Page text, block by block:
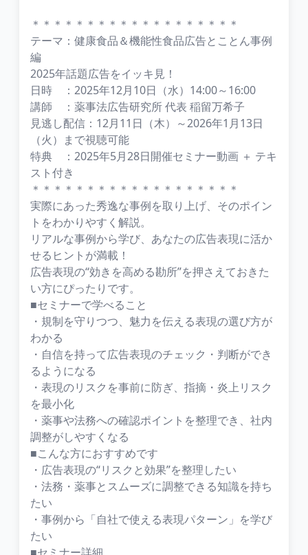
＊＊＊＊＊＊＊＊＊＊＊＊＊＊＊＊＊＊＊
テーマ：健康食品＆機能性食品広告とことん事例
編
2025年話題広告をイッキ見！
日時 ：2025年12月10日（水）14:00～16:00
講師 ：薬事法広告研究所 代表 稲留万希子
見逃し配信：12月11日（木）～2026年1月13日
（火）まで視聴可能
特典 ：2025年5月28日開催セミナー動画 ＋ テキ
スト付き
＊＊＊＊＊＊＊＊＊＊＊＊＊＊＊＊＊＊＊
実際にあった秀逸な事例を取り上げ、そのポイン
トをわかりやすく解説。
リアルな事例から学び、あなたの広告表現に活か
せるヒントが満載！
広告表現の“効きを高める勘所”を押さえておきた
い方にぴったりです。
■セミナーで学べること
・規制を守りつつ、魅力を伝える表現の選び方が
わかる
・自信を持って広告表現のチェック・判断ができ
るようになる
・表現のリスクを事前に防ぎ、指摘・炎上リスク
を最小化
・薬事や法務への確認ポイントを整理でき、社内
調整がしやすくなる
■こんな方におすすめです
・広告表現の“リスクと効果”を整理したい
・法務・薬事とスムーズに調整できる知識を持ち
たい
・事例から「自社で使える表現パターン」を学び
たい